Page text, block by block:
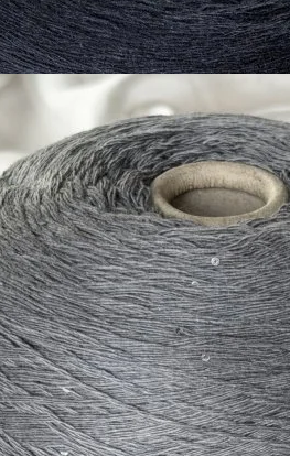
Plus
10%, меринос 70%, шёлк 20%
гсерый с голубым оттенком
₽
г